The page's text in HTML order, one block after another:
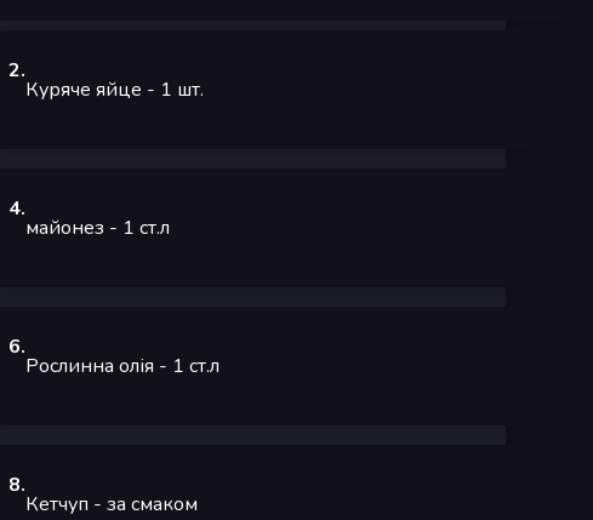
2.
Куряче яйце - 1 шт.
4.
майонез - 1 ст.л
6.
Рослинна олія - 1 ст.л
8.
Кетчуп - за смаком